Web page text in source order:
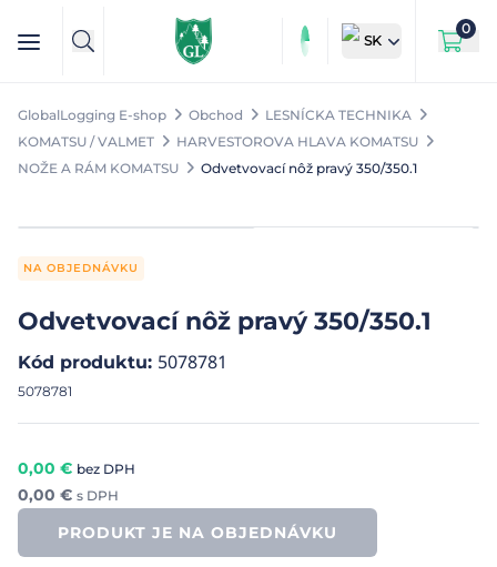
SK
0
GlobalLogging E-shop Obchod
LESNÍCKA TECHNIKA
KOMATSU / VALMET
HARVESTOROVA HLAVA KOMATSU
NOŽE A RÁM KOMATSU
Odvetvovací nôž pravý 350/350.1
NA OBJEDNÁVKU
Odvetvovací nôž pravý 350/350.1
Kód produktu: 5078781
5078781
0,00 € bez DPH
0,00 € s DPH
PRODUKT JE NA OBJEDNÁVKU